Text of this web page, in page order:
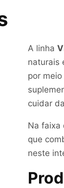
A linha
naturais
por
cuidar
Na faixa
que
neste